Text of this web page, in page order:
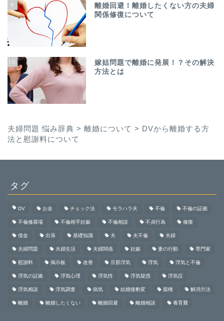
9
離婚回避！離婚したくない方の夫婦
関係修復について
10
嫁姑問題で離婚に発展！？その解決
方法とは
夫婦問題 悩み辞典 > 離婚について > DVから離婚する方
法と慰謝料について
タグ
DV お金 チェック法 モラハラ夫 不倫 不倫の証拠
不倫修羅場 不倫相手妊娠 不倫相談 不貞行為 修復
借金 出張 基礎知識 夫 夫不倫 夫婦
夫婦問題 夫婦生活 夫婦関係 妊娠 妻の行動 専門家
慰謝料 掲示板 改善 旦那浮気 浮気 浮気と不倫
浮気の証拠 浮気心理 浮気性 浮気疑惑 浮気症
浮気相談 浮気調査 病気 結婚後豹変 親権 解消方法
離婚 離婚したくない 離婚回避 離婚相談 養育費